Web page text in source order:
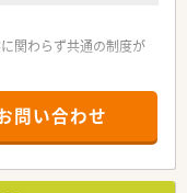
関わらず共通の制度が
環境です。
的に働けます！
です。
充実しています！
引で購入できます！
問い合わせ